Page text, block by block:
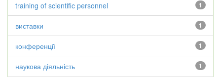
1
training of scientific personnel
1
виставки
1
конференції
1
наукова діяльність